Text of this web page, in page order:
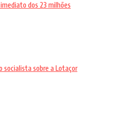
dos 23 milhões
socialista sobre a Lotaçor